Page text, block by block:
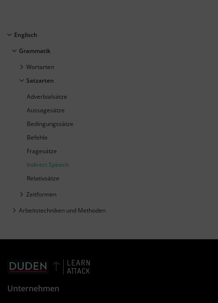
Englisch
Grammatik
Wortarten
Satzarten
Adverbialsätze
Aussagesätze
Bedingungssätze
Befehle
Fragesätze
Indirect Speech
Relativsätze
Zeitformen
Arbeitstechniken und Methoden
Unternehmen